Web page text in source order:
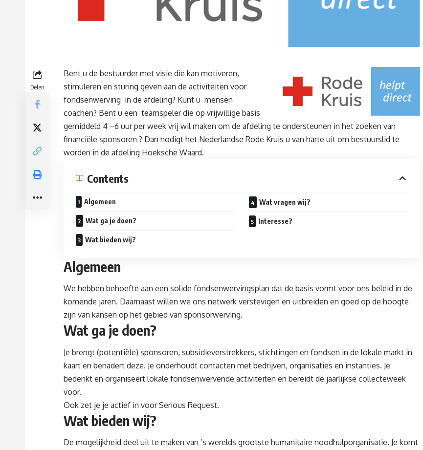
Delen
Bent u de bestuurder met visie die kan motiveren,
stimuleren en sturing geven aan de activiteiten voor
fondsenwerving in de afdeling? Kunt u mensen
coachen? Bent u een teamspeler die op vrijwillige basis
gemiddeld 4 –6 uur per week vrij wil maken om de afdeling te ondersteunen in het zoeken van
financiële sponsoren ? Dan nodigt het Nederlandse Rode Kruis u van harte uit om bestuurslid te
worden in de afdeling Hoeksche Waard.
Contents
Algemeen
Wat ga je doen?
Wat bieden wij?
Wat vragen wij?
Interesse?
Algemeen
We hebben behoefte aan een solide fondsenwervingsplan dat de basis vormt voor ons beleid in de
komende jaren. Daarnaast willen we ons netwerk verstevigen en uitbreiden en goed op de hoogte
zijn van kansen op het gebied van sponsorwerving.
Wat ga je doen?
Je brengt (potentiële) sponsoren, subsidieverstrekkers, stichtingen en fondsen in de lokale markt in
kaart en benadert deze. Je onderhoudt contacten met bedrijven, organisaties en instanties. Je
bedenkt en organiseert lokale fondsenwervende activiteiten en bereidt de jaarlijkse collecteweek
voor.
Ook zet je je actief in voor Serious Request.
Wat bieden wij?
De mogelijkheid deel uit te maken van ’s werelds grootste humanitaire noodhulporganisatie. Je komt